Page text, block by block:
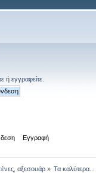
ή εγγραφείτε
Εγγραφή
αξεσουάρ» Τα καλύτερα...